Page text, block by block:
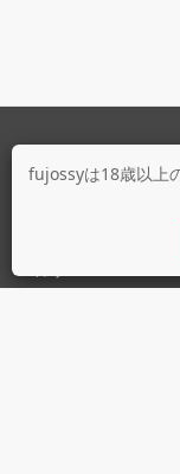
fujossyは18歳以上
fujossyについて